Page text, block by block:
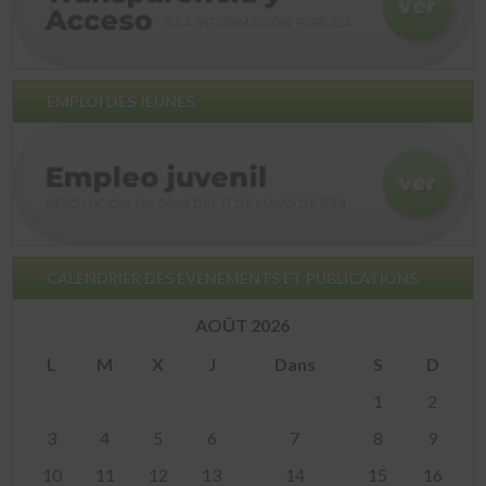
EMPLOI DES JEUNES
CALENDRIER DES ÉVÉNEMENTS ET PUBLICATIONS
AOÛT 2026
L
M X J Dans S
D
1
2
3
4 5 6 7 8
9
10
11 12 13 14 15
16